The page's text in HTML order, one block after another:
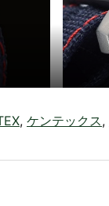
, ケンテックス,